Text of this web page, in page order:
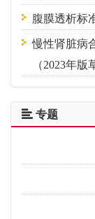
腹膜透析标
慢性肾脏病
（2023年版
专题